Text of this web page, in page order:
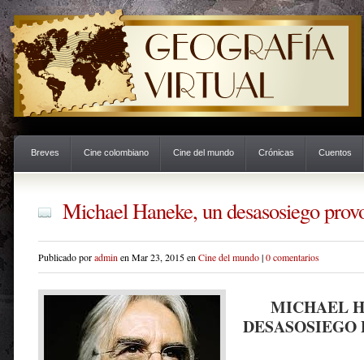
Breves Cine colombiano Cine del mundo Crónicas Cuentos
Michael Haneke, un desasosiego
Publicado poradmin en Mar 23, 2015 en Cine del mundo|0 comentarios
MICHAEL